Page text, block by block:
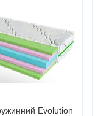
Evolution